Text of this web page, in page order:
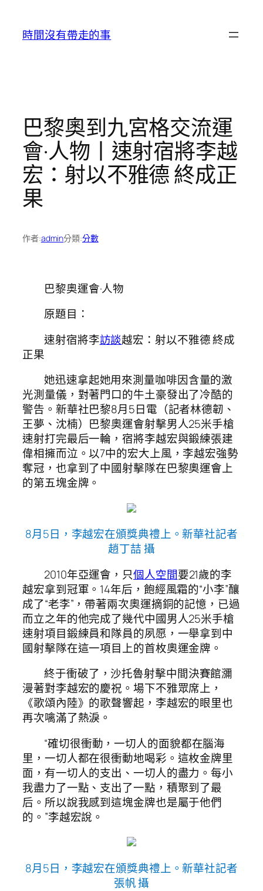
時間沒有帶走的事
巴黎奧到九宮格交流運
會·人物丨速射宿將李越
宏：射以不雅德 終成正
果
作者:admin分類:分數
巴黎奧運會·人物
原題目：
速射宿將李訪談越宏：射以不雅德 終成
正果
她迅速拿起她用來測量咖啡因含量的激
光測量儀，對著門口的牛土豪發出了冷酷的
警告。新華社巴黎8月5日電（記者林德韌、
王夢、沈楠）巴黎奧運會射擊男人25米手槍
速射打完最后一輪，宿將李越宏與鍛練張建
偉相擁而泣。以7中的宏大上風，李越宏強勢
奪冠，也拿到了中國射擊隊在巴黎奧運會上
的第五塊金牌。
8月5日，李越宏在頒獎典禮上。新華社記者
趙丁喆 攝
2010年亞運會，只個人空間要21歲的李
越宏拿到冠軍。14年后，飽經風霜的“小李”釀
成了“老李”，帶著兩次奧運摘銅的記憶，已過
而立之年的他完成了幾代中國男人25米手槍
速射項目鍛練員和隊員的夙愿，一舉拿到中
國射擊隊在這一項目上的首枚奧運金牌。
終于衝破了，沙托魯射擊中間決賽館瀰
漫著對李越宏的慶祝。場下不雅眾席上，
《歌頌內陸》的歌聲響起，李越宏的眼里也
再次噙滿了熱淚。
“確切很衝動，一切人的面貌都在腦海
里，一切人都在很衝動地喝彩。這枚金牌里
面，有一切人的支出、一切人的盡力。每小
我盡力了一點、支出了一點，積聚到了最
后。所以說我感到這塊金牌也是屬于他們
的。”李越宏說。
8月5日，李越宏在頒獎典禮上。新華社記者
張帆 攝